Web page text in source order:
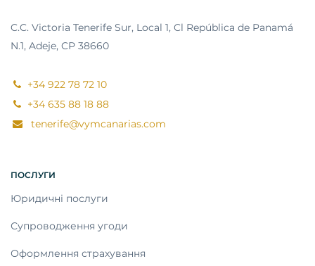
C.C. Victoria Tenerife Sur, Local 1, Cl República de Panamá
N.1, Adeje, CP 38660
+34 922 78 72 10
+34 635 88 18 88
tenerife@vymcanarias.com
ПОСЛУГИ
Юридичні послуги
Супроводження угоди
Оформлення страхування